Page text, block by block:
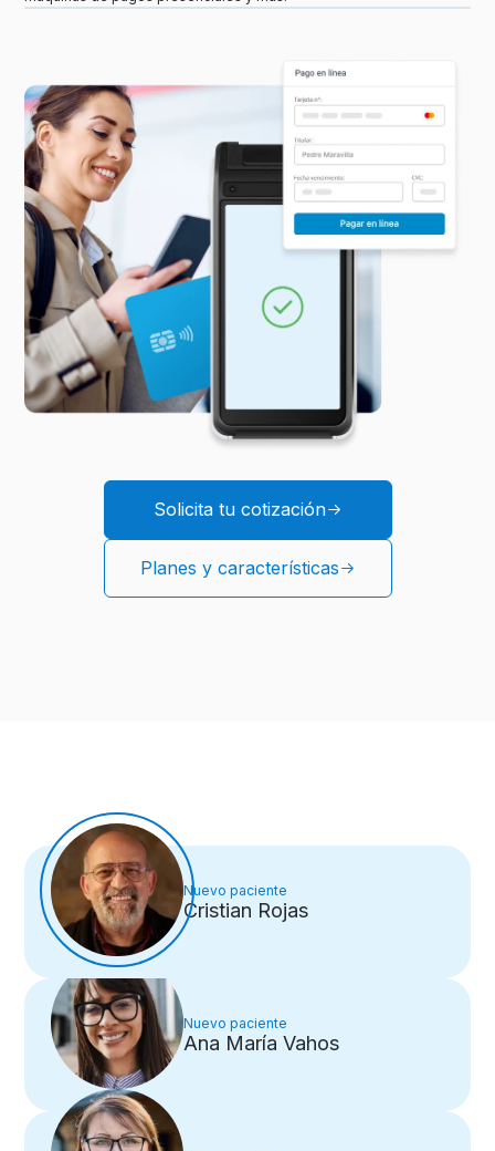
Solicita tu cotización
Planes y características
Nuevo paciente
Cristian Rojas
Nuevo paciente
Ana María Vahos